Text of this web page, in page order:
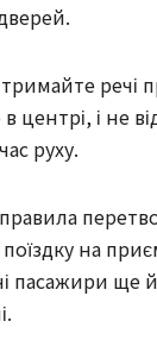
речі
центрі, і не
руху.
правила
на
пасажири ще